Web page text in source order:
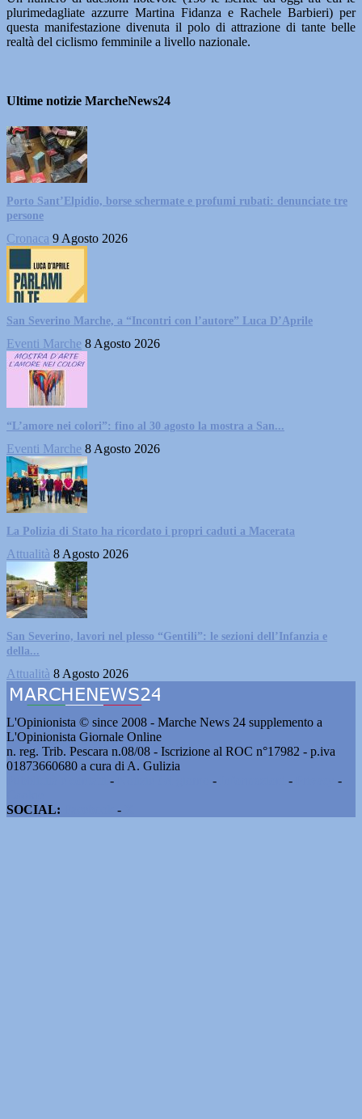
plurimedagliate azzurre Martina Fidanza e Rachele Barbieri) per
questa manifestazione divenuta il polo di attrazione di tante belle
realtà del ciclismo femminile a livello nazionale.
Ultime notizie MarcheNews24
Porto Sant’Elpidio, borse schermate e profumi rubati: denunciate tre
persone
Cronaca 9 Agosto 2026
San Severino Marche, a “Incontri con l’autore” Luca D’Aprile
Eventi Marche 8 Agosto 2026
“L’amore nei colori”: fino al 30 agosto la mostra a San...
Eventi Marche 8 Agosto 2026
La Polizia di Stato ha ricordato i propri caduti a Macerata
Attualità 8 Agosto 2026
San Severino, lavori nel plesso “Gentili”: le sezioni dell’Infanzia e
della...
Attualità 8 Agosto 2026
L'Opinionista © since 2008 - Marche News 24 supplemento a
L'Opinionista Giornale Online
n. reg. Trib. Pescara n.08/08 - Iscrizione al ROC n°17982 - p.iva
01873660680 a cura di A. Gulizia
- - -
-
SOCIAL:
-